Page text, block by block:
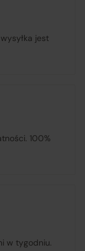
jest
100%
w tygodniu.
zamówienie
towar;
Towaru;
z